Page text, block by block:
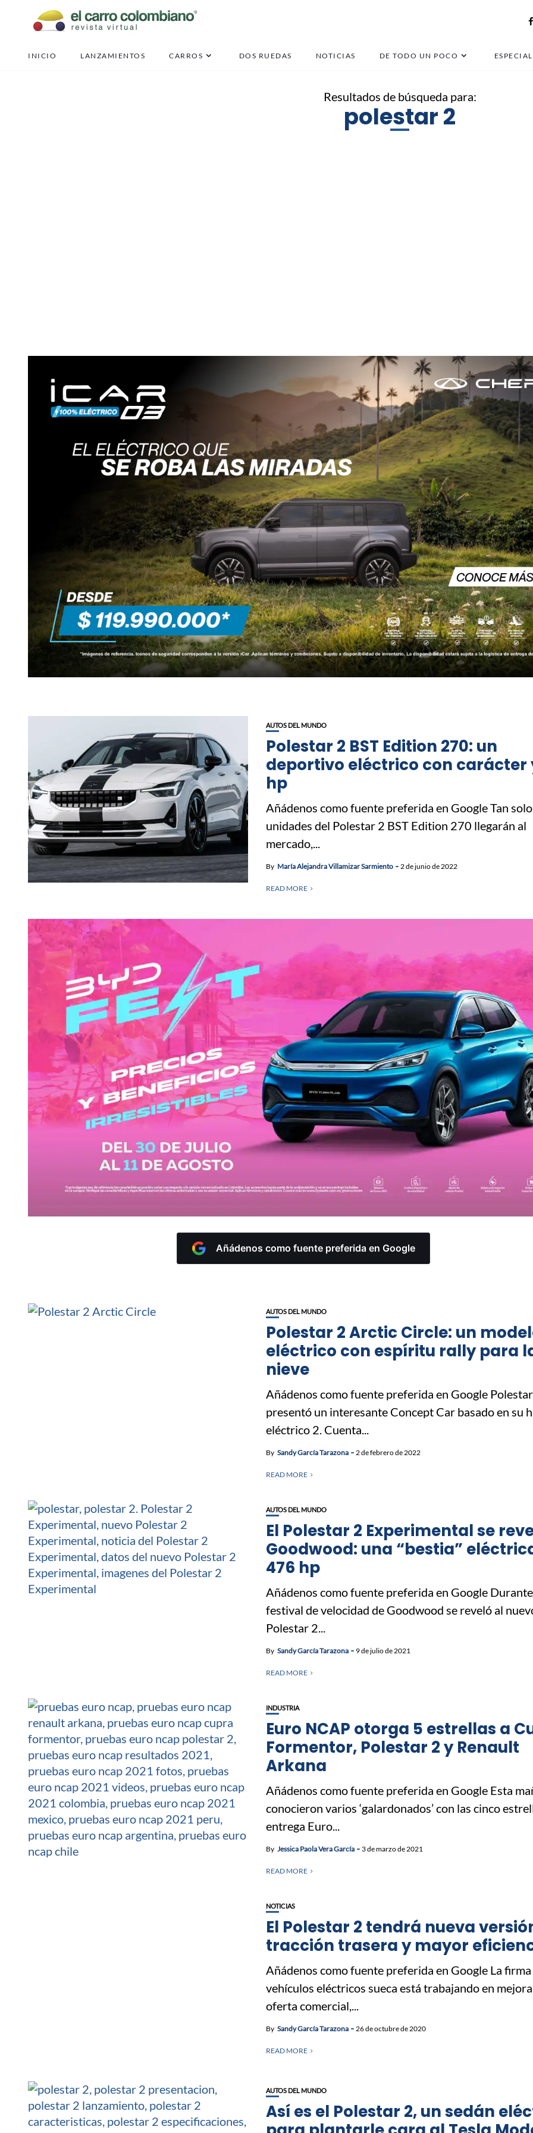
INICIO LANZAMIENTOS CARROS DOS RUEDAS NOTICIAS DE TODO UN POCO
Resultados de búsqueda para:
polestar 2
AUTOS DEL MUNDO
Polestar 2 BST Edition 270: un
deportivo eléctrico con carácter
hp
Añádenos como fuente preferida en Google Tan
unidades del Polestar 2 BST Edition 270 llegarán al
mercado,...
By María Alejandra Villamizar Sarmiento 2 de junio de 2022
READ MORE
Añádenos como fuente preferida en Google
AUTOS DEL MUNDO
Polestar 2 Arctic Circle: un
eléctrico con espíritu rally para
nieve
Añádenos como fuente preferida en Google Polestar
presentó un interesante Concept Car basado en su
eléctrico 2. Cuenta...
By Sandy García Tarazona 2 de febrero de 2022
READ MORE
AUTOS DEL MUNDO
El Polestar 2 Experimental se
Goodwood: una “bestia”
476 hp
Añádenos como fuente preferida en Google
festival de velocidad de Goodwood se reveló al
Polestar 2...
By Sandy García Tarazona 9 de julio de 2021
READ MORE
INDUSTRIA
Euro NCAP otorga 5 estrellas a
Formentor, Polestar 2 y Renault
Arkana
Añádenos como fuente preferida en Google Esta
conocieron varios ‘galardonados’ con las cinco
entrega Euro...
By Jessica Paola Vera García 3 de marzo de 2021
READ MORE
NOTICIAS
El Polestar 2 tendrá nueva
tracción trasera y mayor
Añádenos como fuente preferida en Google La firma
vehículos eléctricos sueca está trabajando en
oferta comercial,...
By Sandy García Tarazona 26 de octubre de 2020
READ MORE
AUTOS DEL MUNDO
Así es el Polestar 2, un sedán